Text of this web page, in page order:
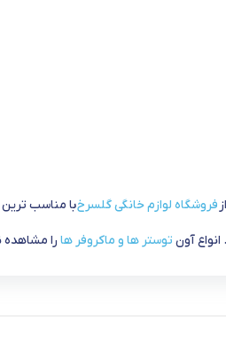
فروشگاه لوازم خانگی گلسرخبا مناسب
انواع آون توستر ها و ماکروفر ها را مشاهده